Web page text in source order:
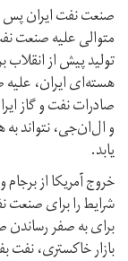
صنعت نفت ایران پس
متوالی علیه صنعت
تولید پیش از انقلاب
هسته‌ای ایران،
صادرات نفت و گاز
و ال‌ان‌جی، نتواند
یابد.
شرایط را برای صنعت
برای به صفر رساندن
بازار خاکستری، نفت